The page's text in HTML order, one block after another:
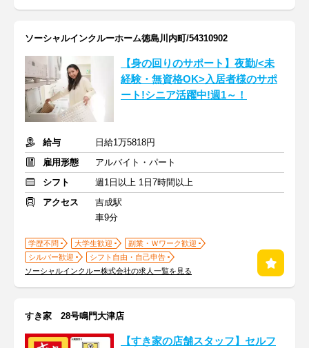
ソーシャルインクルーホーム徳島川内町/54310902
【身の回りのサポート】夜勤/<未
経験・無資格OK>入居者様のサポ
ート!シニア活躍中!週1～！
給与
日給1万5818円
雇用形態
アルバイト・パート
シフト
週1日以上 1日7時間以上
アクセス
吉成駅
車9分
学歴不問 大学生歓迎
副業・Ｗワーク歓迎
シルバー歓迎
シフト自由・自己申告
ソーシャルインクルー株式会社の求人一覧を見る
すき家 28号鳴門大津店
【すき家の店舗スタッフ】セルフ